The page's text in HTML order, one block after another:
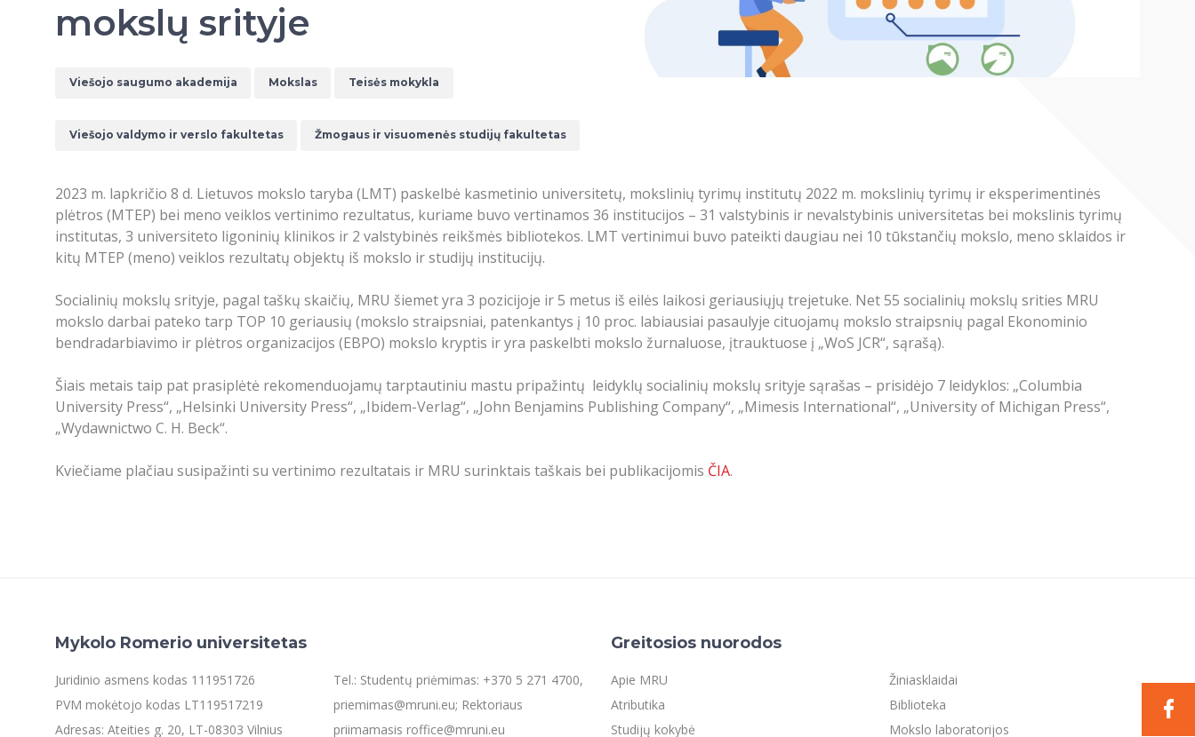
mokslų srityje
Viešojo saugumo akademija Mokslas Teisės mokykla
Viešojo valdymo ir verslo fakultetas Žmogaus ir visuomenės studijų fakultetas
2023 m. lapkričio 8 d. Lietuvos mokslo taryba (LMT) paskelbė kasmetinio universitetų, mokslinių tyrimų institutų 2022 m. mokslinių tyrimų ir eksperimentinės
plėtros (MTEP) bei meno veiklos vertinimo rezultatus, kuriame buvo vertinamos 36 institucijos – 31 valstybinis ir nevalstybinis universitetas bei mokslinis tyrimų
institutas, 3 universiteto ligoninių klinikos ir 2 valstybinės reikšmės bibliotekos. LMT vertinimui buvo pateikti daugiau nei 10 tūkstančių mokslo, meno sklaidos ir
kitų MTEP (meno) veiklos rezultatų objektų iš mokslo ir studijų institucijų.
Socialinių mokslų srityje, pagal taškų skaičių, MRU šiemet yra 3 pozicijoje ir 5 metus iš eilės laikosi geriausiųjų trejetuke. Net 55 socialinių mokslų srities MRU
mokslo darbai pateko tarp TOP 10 geriausių (mokslo straipsniai, patenkantys į 10 proc. labiausiai pasaulyje cituojamų mokslo straipsnių pagal Ekonominio
bendradarbiavimo ir plėtros organizacijos (EBPO) mokslo kryptis ir yra paskelbti mokslo žurnaluose, įtrauktuose į „WoS JCR“, sąrašą).
Šiais metais taip pat prasiplėtė rekomenduojamų tarptautiniu mastu pripažintų leidyklų socialinių mokslų srityje sąrašas – prisidėjo 7 leidyklos: „Columbia
University Press“, „Helsinki University Press“, „Ibidem-Verlag“, „John Benjamins Publishing Company“, „Mimesis International“, „University of Michigan Press“,
„Wydawnictwo C. H. Beck“.
Kviečiame plačiau susipažinti su vertinimo rezultatais ir MRU surinktais taškais bei publikacijomis ČIA.
Mykolo Romerio universitetas
Juridinio asmens kodas 111951726
PVM mokėtojo kodas LT119517219
Adresas: Ateities g. 20, LT-08303 Vilnius
Tel.: Studentų priėmimas: +370 5 271 4700,
priemimas@mruni.eu; Rektoriaus
priimamasis roffice@mruni.eu
Greitosios nuorodos
Apie MRU
Atributika
Studijų kokybė
Žiniasklaidai
Biblioteka
Mokslo laboratorijos